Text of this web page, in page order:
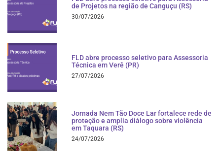
de Projetos na região de Canguçu (RS)
30/07/2026
FLD abre processo seletivo para Assessoria
Técnica em Verê (PR)
27/07/2026
Jornada Nem Tão Doce Lar fortalece rede de
proteção e amplia diálogo sobre violência
em Taquara (RS)
24/07/2026